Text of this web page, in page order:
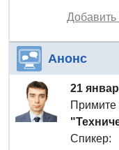
Анонс
21
Примите
Спикер: